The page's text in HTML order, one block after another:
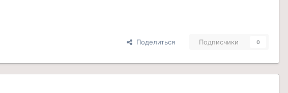
Поделиться Подписчики 0